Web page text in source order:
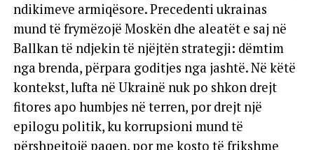
ndikimeve armiqësore. Precedenti ukrainas
mund të frymëzojë Moskën dhe aleatët e saj në
Ballkan të ndjekin të njëjtën strategji: dëmtim
nga brenda, përpara goditjes nga jashtë. Në këtë
kontekst, lufta në Ukrainë nuk po shkon drejt
fitores apo humbjes në terren, por drejt një
epilogu politik, ku korrupsioni mund të
përshpejtojë paqen, por me kosto të frikshme